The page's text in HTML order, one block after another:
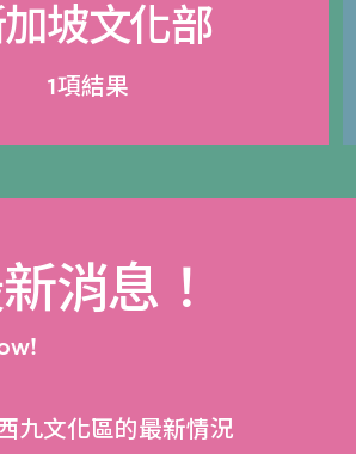
坡文化部
1項結果
消息！
九文化區的最新情況